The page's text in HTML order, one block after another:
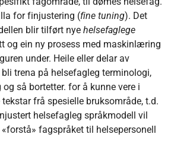
for finjustering (fine tuning). Det
blir tilført nyehelsefaglege
og ein ny prosess med maskinlæring
under. Heile eller delar av
trena på helsefagleg terminologi,
så bortetter. for å kunne vere i
frå spesielle bruksområde, t.d.
helsefagleg språkmodell vil
fagspråket til helsepersonell